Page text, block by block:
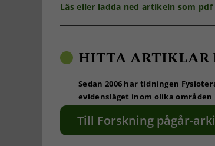
Läs eller ladda ned artikeln som pdf
HITTA ARTIKLAR
Sedan 2006 har tidningen
evidensläget inom olika
Till Forskning pågår-